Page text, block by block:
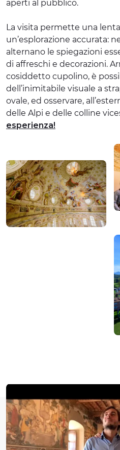
aperti al pubblico.
La visita permette una lenta
un’esplorazione accurata:
alternano le spiegazioni
di affreschi e decorazioni.
cosiddetto cupolino, è
dell’inimitabile visuale a
ovale, ed osservare,
delle Alpi e delle colline
esperienza!